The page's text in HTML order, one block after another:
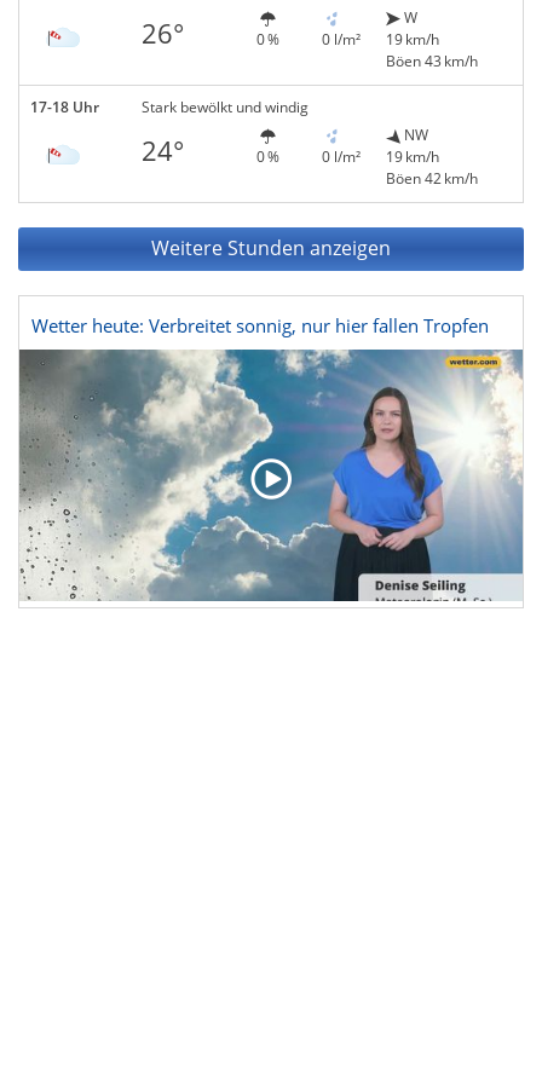
26° 0 % 0 l/m²
W
19 km/h
Böen 43 km/h
17-18 Uhr Stark bewölkt und windig
24° 0 % 0 l/m²
NW
19 km/h
Böen 42 km/h
Weitere Stunden anzeigen
Wetter heute: Verbreitet sonnig, nur hier fallen Tropfen